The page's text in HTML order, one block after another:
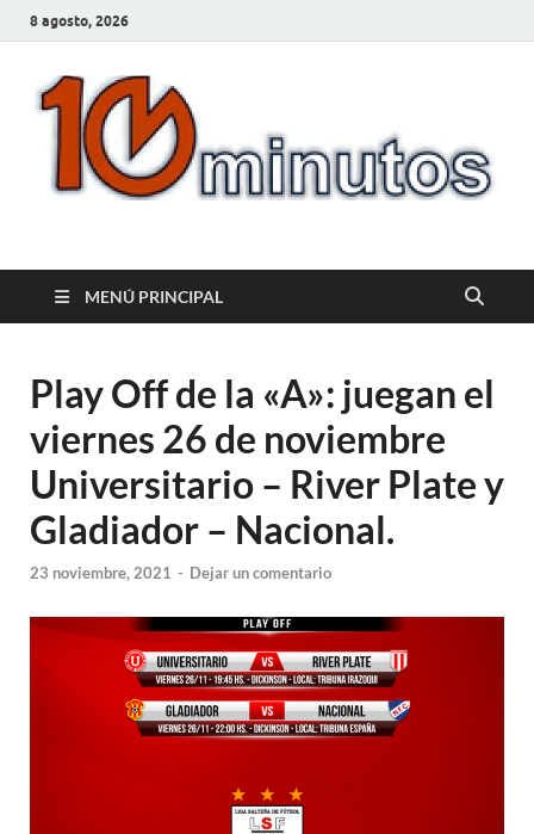
8 agosto, 2026
10minutos.com.uy
MENÚ PRINCIPAL
Play Off de la «A»: juegan el
viernes 26 de noviembre
Universitario – River Plate y
Gladiador – Nacional.
23 noviembre, 2021 - Dejar un comentario